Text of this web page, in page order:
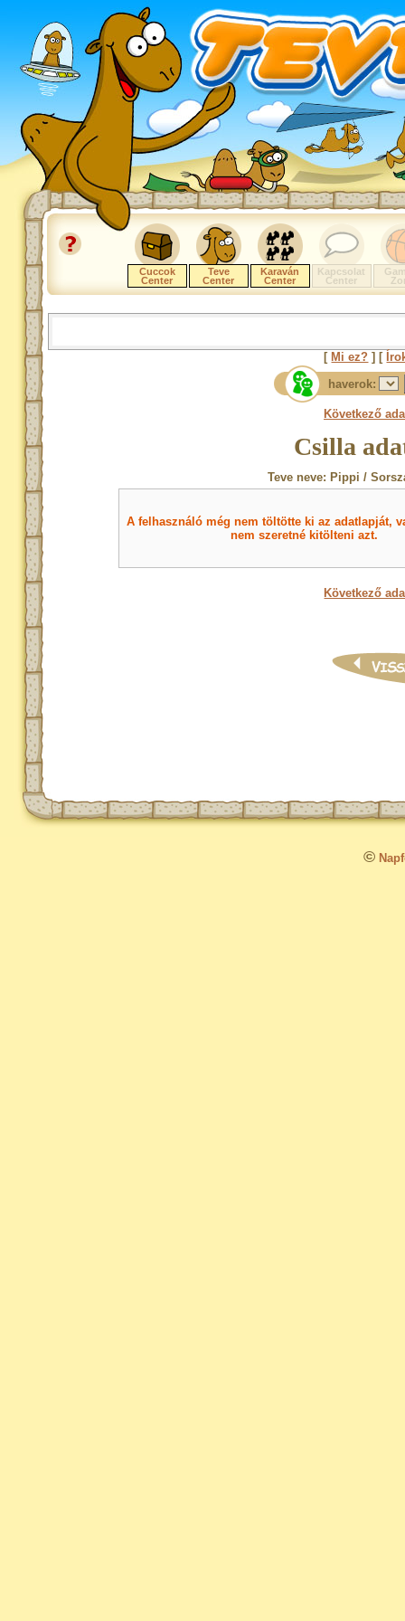
Cuccok
Center
Teve
Center
Karaván
Center
Kapcsolat
Center
[ Mi ez? ] [
haverok:
Következő
Csilla
Teve neve: Pippi /
A felhasználó még nem töltötte ki az adatlapját,
nem szeretné kitölteni azt.
Következő
©